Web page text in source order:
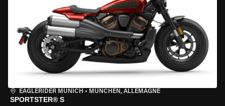
EAGLERIDER MUNICH • MÜNCHEN, ALLEMAGNE
SPORTSTER® S